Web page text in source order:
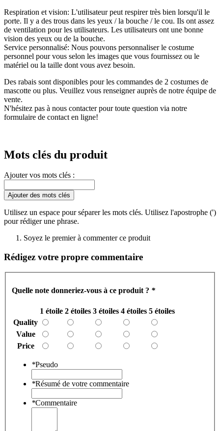
Respiration et vision: L'utilisateur peut respirer très bien lorsqu'il le
porte. Il y a des trous dans les yeux / la bouche / le cou. Ils ont assez
de ventilation pour les utilisateurs. Les utilisateurs ont une bonne
vision des yeux ou de la bouche.
Service personnalisé: Nous pouvons personnaliser le costume
personnel pour vous selon les images que vous fournissez ou le
matériel ou la taille dont vous avez besoin.
Des rabais sont disponibles pour les commandes de 2 costumes de
mascotte ou plus. Veuillez vous renseigner auprès de notre équipe de
vente.
N'hésitez pas à nous contacter pour toute question via notre
formulaire de contact en ligne!
Mots clés du produit
Ajouter vos mots clés :
Ajouter des mots clés
Utilisez un espace pour séparer les mots clés. Utilisez l'apostrophe (')
pour rédiger une phrase.
Soyez le premier à commenter ce produit
Rédigez votre propre commentaire
Quelle note donneriez-vous à ce produit ? *
1 étoile 2 étoiles 3 étoiles 4 étoiles 5 étoiles
Quality
Value
Price
*Pseudo
*Résumé de votre commentaire
*Commentaire